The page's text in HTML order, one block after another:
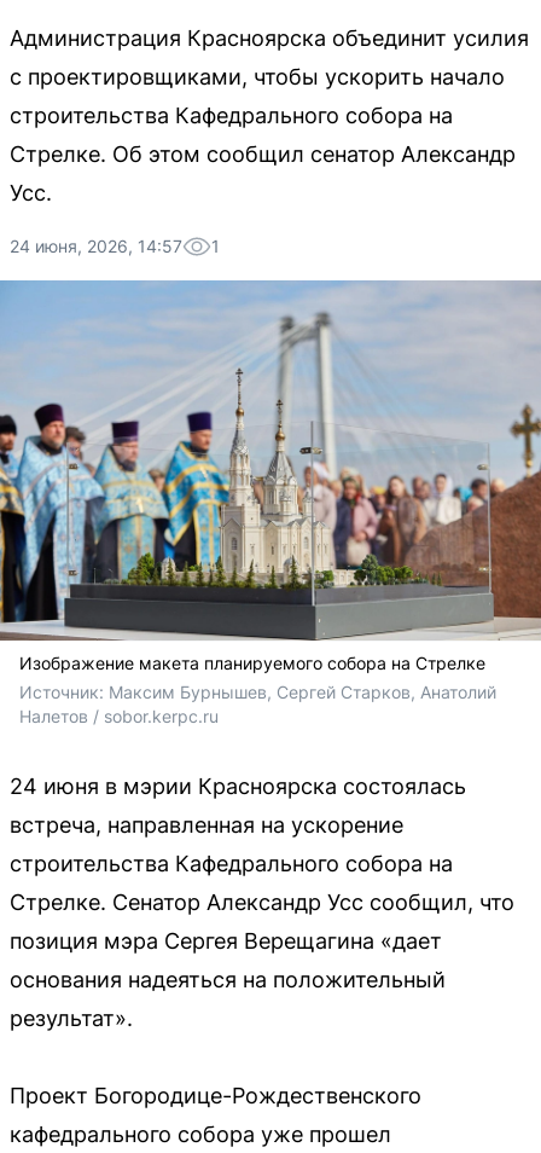
Администрация Красноярска объединит усилия
с проектировщиками, чтобы ускорить начало
строительства Кафедрального собора на
Стрелке. Об этом сообщил сенатор Александр
Усс.
24 июня, 2026, 14:57 1
Изображение макета планируемого собора на Стрелке
Источник: Максим Бурнышев, Сергей Старков, Анатолий
Налетов / sobor.kerpc.ru
24 июня в мэрии Красноярска состоялась
встреча, направленная на ускорение
строительства Кафедрального собора на
Стрелке. Сенатор Александр Усс сообщил, что
позиция мэра Сергея Верещагина «дает
основания надеяться на положительный
результат».
Проект Богородице-Рождественского
кафедрального собора уже прошел